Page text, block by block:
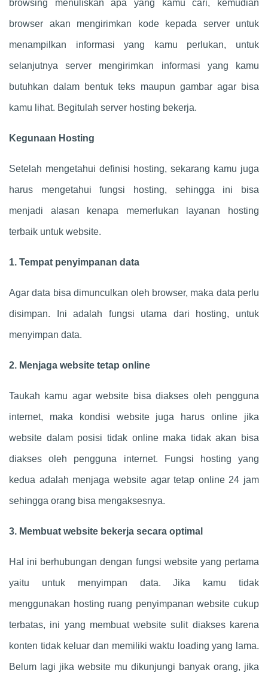
browsing menuliskan apa yang kamu cari, kemudian
browser akan mengirimkan kode kepada server untuk
menampilkan informasi yang kamu perlukan, untuk
selanjutnya server mengirimkan informasi yang kamu
butuhkan dalam bentuk teks maupun gambar agar bisa
kamu lihat. Begitulah server hosting bekerja.
Kegunaan Hosting
Setelah mengetahui definisi hosting, sekarang kamu juga
harus mengetahui fungsi hosting, sehingga ini bisa
menjadi alasan kenapa memerlukan layanan hosting
terbaik untuk website.
1. Tempat penyimpanan data
Agar data bisa dimunculkan oleh browser, maka data perlu
disimpan. Ini adalah fungsi utama dari hosting, untuk
menyimpan data.
2. Menjaga website tetap online
Taukah kamu agar website bisa diakses oleh pengguna
internet, maka kondisi website juga harus online jika
website dalam posisi tidak online maka tidak akan bisa
diakses oleh pengguna internet. Fungsi hosting yang
kedua adalah menjaga website agar tetap online 24 jam
sehingga orang bisa mengaksesnya.
3. Membuat website bekerja secara optimal
Hal ini berhubungan dengan fungsi website yang pertama
yaitu untuk menyimpan data. Jika kamu tidak
menggunakan hosting ruang penyimpanan website cukup
terbatas, ini yang membuat website sulit diakses karena
konten tidak keluar dan memiliki waktu loading yang lama.
Belum lagi jika website mu dikunjungi banyak orang, jika